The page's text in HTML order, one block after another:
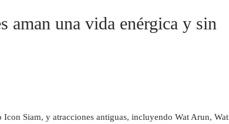
aman una vida enérgica y sin
Siam, y atracciones antiguas, incluyendo Wat Arun, Wat